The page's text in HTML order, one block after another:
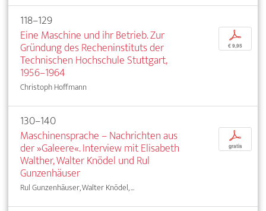
118–129
Eine Maschine und ihr Betrieb. Zur
Gründung des Recheninstituts der
Technischen Hochschule Stuttgart,
1956–1964
Christoph Hoffmann
p
€ 9,95
130–140
Maschinensprache – Nachrichten aus
der »Galeere«. Interview mit Elisabeth
Walther, Walter Knödel und Rul
Gunzenhäuser
Rul Gunzenhäuser, Walter Knödel, ...
p
gratis